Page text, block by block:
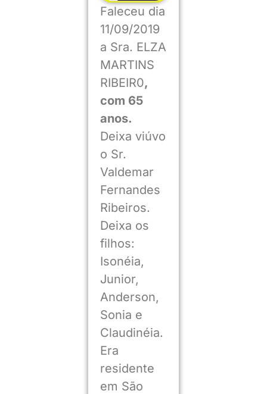
Faleceu dia
11/09/2019
a Sra. ELZA
MARTINS
RIBEIR0,
com 65
anos.
Deixa viúvo
o Sr.
Valdemar
Fernandes
Ribeiros.
Deixa os
filhos:
Isonéia,
Junior,
Anderson,
Sonia e
Claudinéia.
Era
residente
em São